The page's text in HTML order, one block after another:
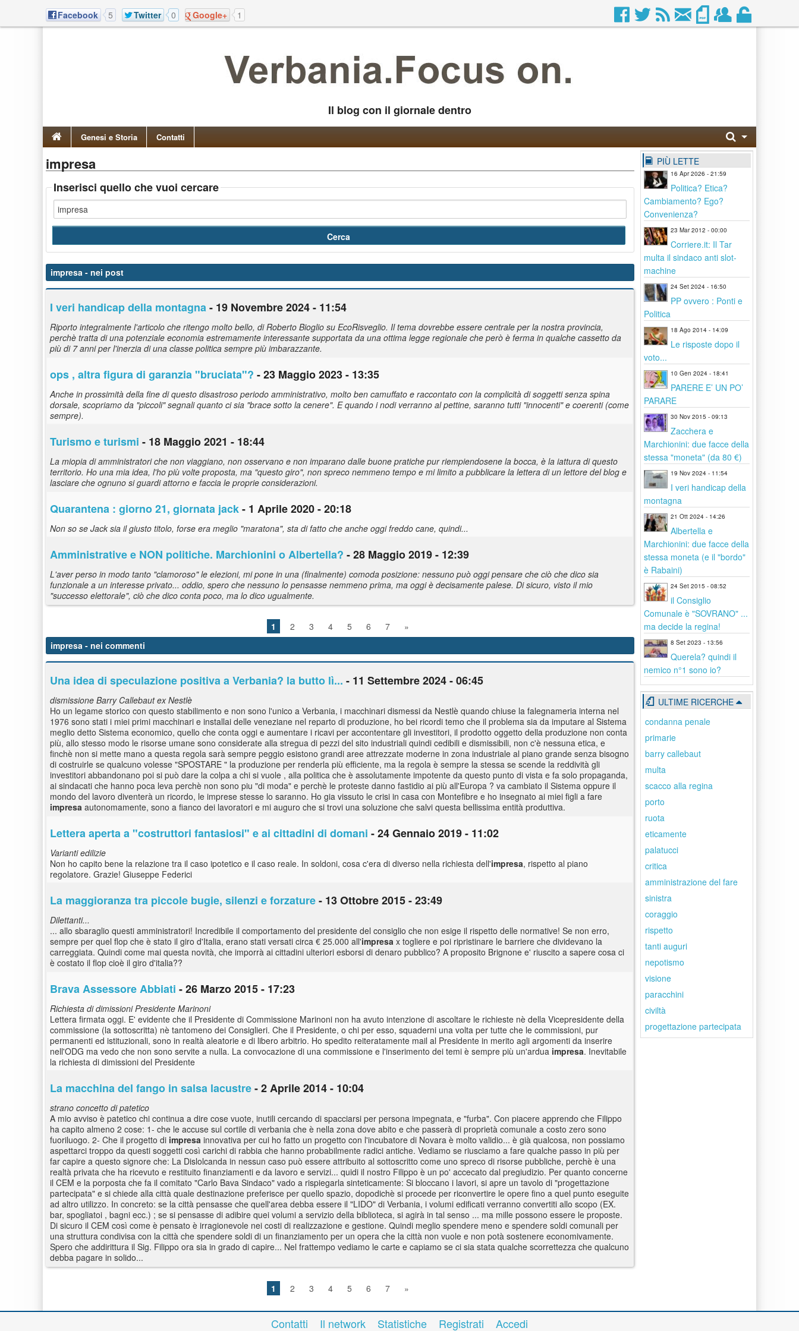
Facebook 5 Twitter 0 Google+ 1
Il blog con il giornale dentro
Genesi e Storia Contatti
impresa
Inserisci quello che vuoi cercare
impresa - nei post
I veri handicap della montagna- 19 Novembre 2024 - 11:54
Riporto integralmente l'articolo che ritengo molto bello, di Roberto Bioglio su EcoRisveglio. Il tema dovrebbe essere centrale per la nostra provincia,
perchè tratta di una potenziale economia estremamente interessante supportata da una ottima legge regionale che però è ferma in qualche cassetto da
più di 7 anni per l'inerzia di una classe politica sempre più imbarazzante.
ops , altra figura di garanzia "bruciata"? - 23 Maggio 2023 - 13:35
Anche in prossimità della fine di questo disastroso periodo amministrativo, molto ben camuffato e raccontato con la complicità di soggetti senza spina
dorsale, scopriamo da "piccoli" segnali quanto ci sia "brace sotto la cenere". E quando i nodi verranno al pettine, saranno tutti "innocenti" e coerenti (come
sempre).
Turismo e turismi - 18 Maggio 2021 - 18:44
La miopia di amministratori che non viaggiano, non osservano e non imparano dalle buone pratiche pur riempiendosene la bocca, è la iattura di questo
territorio. Ho una mia idea, l'ho più volte proposta, ma "questo giro", non spreco nemmeno tempo e mi limito a pubblicare la lettera di un lettore del blog e
lasciare che ognuno si guardi attorno e faccia le proprie considerazioni.
Quarantena : giorno 21, giornata jack- 1 Aprile 2020 - 20:18
Non so se Jack sia il giusto titolo, forse era meglio "maratona", sta di fatto che anche oggi freddo cane, quindi...
Amministrative e NON politiche. Marchionini o Albertella? - 28 Maggio 2019 - 12:39
L'aver perso in modo tanto "clamoroso" le elezioni, mi pone in una (finalmente) comoda posizione: nessuno può oggi pensare che ciò che dico sia
funzionale a un interesse privato... oddio, spero che nessuno lo pensasse nemmeno prima, ma oggi è decisamente palese. Di sicuro, visto il mio
"successo elettorale", ciò che dico conta poco, ma lo dico ugualmente.
1 2 3 4 5 6 7
»
impresa - nei commenti
Una idea di speculazione positiva a Verbania? la butto lì... - 11 Settembre 2024 - 06:45
dismissione Barry Callebaut ex Nestlè
Ho un legame storico con questo stabilimento e non sono l'unico a Verbania, i macchinari dismessi da Nestlè quando chiuse la falegnameria interna nel
1976 sono stati i miei primi macchinari e installai delle veneziane nel reparto di produzione, ho bei ricordi temo che il problema sia da imputare al Sistema
meglio detto Sistema economico, quello che conta oggi e aumentare i ricavi per accontentare gli investitori, il prodotto oggetto della produzione non conta
più, allo stesso modo le risorse umane sono considerate alla stregua di pezzi del sito industriali quindi cedibili e dismissibili, non c'è nessuna etica, e
finchè non si mette mano a questa regola sarà sempre peggio esistono grandi aree attrezzate moderne in zona industriale al piano grande senza bisogno
di costruirle se qualcuno volesse "SPOSTARE " la produzione per renderla più efficiente, ma la regola è sempre la stessa se scende la reddività gli
investitori abbandonano poi si può dare la colpa a chi si vuole , alla politica che è assolutamente impotente da questo punto di vista e fa solo propaganda,
ai sindacati che hanno poca leva perchè non sono piu "di moda" e perchè le proteste danno fastidio ai più all'Europa ? va cambiato il Sistema oppure il
mondo del lavoro diventerà un ricordo, le imprese stesse lo saranno. Ho gia vissuto le crisi in casa con Montefibre e ho insegnato ai miei figli a fare
impresa autonomamente, sono a fianco dei lavoratori e mi auguro che si trovi una soluzione che salvi questa bellissima entità produttiva.
Lettera aperta a "costruttori fantasiosi" e ai cittadini di domani - 24 Gennaio 2019 - 11:02
Varianti edilizie
Non ho capito bene la relazione tra il caso ipotetico e il caso reale. In soldoni, cosa c'era di diverso nella richiesta dell'impresa, rispetto al piano
regolatore. Grazie! Giuseppe Federici
La maggioranza tra piccole bugie, silenzi e forzature- 13 Ottobre 2015 - 23:49
Dilettanti...
... allo sbaraglio questi amministratori! Incredibile il comportamento del presidente del consiglio che non esige il rispetto delle normative! Se non erro,
sempre per quel flop che è stato il giro d'Italia, erano stati versati circa € 25.000 all'impresa x togliere e poi ripristinare le barriere che dividevano la
carreggiata. Quindi come mai questa novità, che imporrà ai cittadini ulteriori esborsi di denaro pubblico? A proposito Brignone e' riuscito a sapere cosa ci
è costato il flop cioè il giro d'italia??
Brava Assessore Abbiati - 26 Marzo 2015 - 17:23
Richiesta di dimissioni Presidente Marinoni
Lettera firmata oggi. E' evidente che il Presidente di Commissione Marinoni non ha avuto intenzione di ascoltare le richieste nè della Vicepresidente della
commissione (la sottoscritta) nè tantomeno dei Consiglieri. Che il Presidente, o chi per esso, squaderni una volta per tutte che le commissioni, pur
permanenti ed istituzionali, sono in realtà aleatorie e di libero arbitrio. Ho spedito reiteratamente mail al Presidente in merito agli argomenti da inserire
nell'ODG ma vedo che non sono servite a nulla. La convocazione di una commissione e l'inserimento dei temi è sempre più un'ardua impresa. Inevitabile
la richiesta di dimissioni del Presidente
La macchina del fango in salsa lacustre- 2 Aprile 2014 - 10:04
strano concetto di patetico
A mio avviso è patetico chi continua a dire cose vuote, inutili cercando di spacciarsi per persona impegnata, e "furba". Con piacere apprendo che Filippo
ha capito almeno 2 cose: 1- che le accuse sul cortile di verbania che è nella zona dove abito e che passerà di proprietà comunale a costo zero sono
fuoriluogo. 2- Che il progetto di impresa innovativa per cui ho fatto un progetto con l'incubatore di Novara è molto validio... è già qualcosa, non possiamo
aspettarci troppo da questi soggetti così carichi di rabbia che hanno probabilmente radici antiche. Vediamo se riusciamo a fare qualche passo in più per
far capire a questo signore che: La Dislolcanda in nessun caso può essere attribuito al sottoscritto come uno spreco di risorse pubbliche, perchè è una
realtà privata che ha ricevuto e restituito finanziamenti e da lavoro e servizi... quidi il nostro Filippo è un po' accecato dal pregiudizio. Per quanto concerne
il CEM e la porposta che fa il comitato "Carlo Bava Sindaco" vado a rispiegarla sinteticamente: Si bloccano i lavori, si apre un tavolo di "progettazione
partecipata" e si chiede alla città quale destinazione preferisce per quello spazio, dopodichè si procede per riconvertire le opere fino a quel punto eseguite
ad altro utilizzo. In concreto: se la città pensasse che quell'area debba essere il "LIDO" di Verbania, i volumi edificati verranno convertiti allo scopo (EX.
bar, spogliatoi , bagni ecc.) ; se si pensasse di adibire quei volumi a servizio della biblioteca, si agirà in tal senso ... ma mille possono essere le proposte.
Di sicuro il CEM così come è pensato è irragionevole nei costi di realizzazione e gestione. Quindi meglio spendere meno e spendere soldi comunali per
una struttura condivisa con la città che spendere soldi di un finanziamento per un opera che la città non vuole e non potà sostenere economivamente.
Spero che addirittura il Sig. Filippo ora sia in grado di capire... Nel frattempo vediamo le carte e capiamo se ci sia stata qualche scorrettezza che qualcuno
debba pagare in solido...
1 2 3 4 5 6 7 »
PIÙ LETTE
16 Apr 2026 - 21:59
Politica? Etica?
Cambiamento? Ego?
Convenienza?
23 Mar 2012 - 00:00
Corriere.it: Il Tar
multa il sindaco anti slot-
machine
24 Set 2024 - 16:50
PP ovvero : Ponti e
Politica
18 Ago 2014 - 14:09
Le risposte dopo il
voto...
10 Gen 2024 - 18:41
PARERE E’ UN PO’
PARARE
30 Nov 2015 - 09:13
Zacchera e
Marchionini: due facce della
stessa "moneta" (da 80 €)
19 Nov 2024 - 11:54
I veri handicap della
montagna
21 Ott 2024 - 14:26
Albertella e
Marchionini: due facce della
stessa moneta (e il "bordo"
è Rabaini)
24 Set 2015 - 08:52
il Consiglio
Comunale è "SOVRANO" ...
ma decide la regina!
8 Set 2023 - 13:56
Querela? quindi il
nemico n°1 sono io?
ULTIME RICERCHE
condanna penale
primarie
barry callebaut
multa
scacco alla regina
porto
ruota
eticamente
palatucci
critica
amministrazione del fare
sinistra
coraggio
rispetto
tanti auguri
nepotismo
visione
paracchini
civiltà
progettazione partecipata
Contatti Il network Statistiche Registrati Accedi